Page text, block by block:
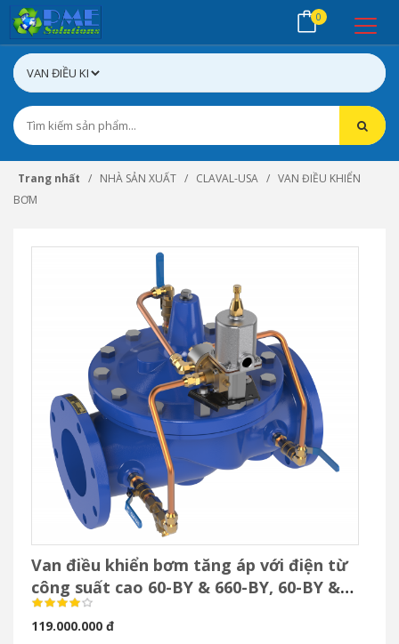
0
Trang nhất NHÀ SẢN XUẤT CLAVAL-USA
VAN ĐIỀU KHIỂN
BƠM
Van điều khiển bơm tăng áp với điện từ
công suất cao 60-BY & 660-BY, 60-BY &
660-BY Booster Pump Control Valve with
High-Capacity Solenoid
119.000.000 đ